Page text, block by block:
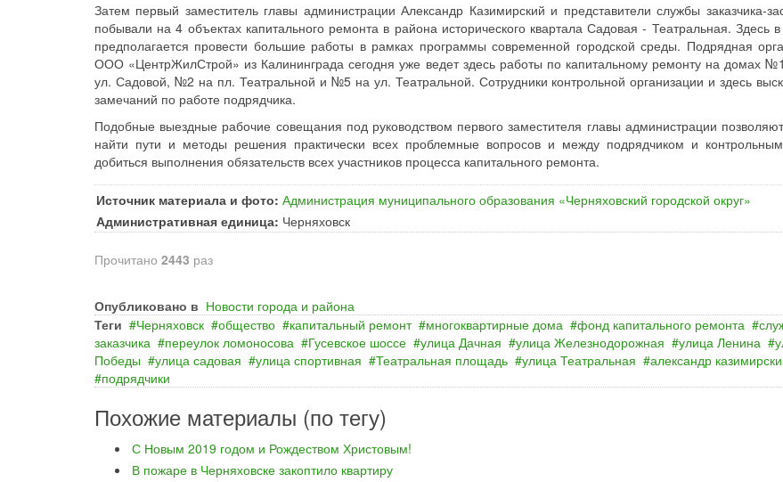
Затем первый заместитель главы администрации Александр Казимирский и представители службы заказчика-
побывали на 4 объектах капитального ремонта в района исторического квартала Садовая - Театральная. Здесь
предполагается провести большие работы в рамках программы современной городской среды. Подрядная
ООО «ЦентрЖилСтрой» из Калининграда сегодня уже ведет здесь работы по капитальному ремонту на домах
ул. Садовой, №2 на пл. Театральной и №5 на ул. Театральной. Сотрудники контрольной организации и здесь
замечаний по работе подрядчика.
Подобные выездные рабочие совещания под руководством первого заместителя главы администрации
найти пути и методы решения практически всех проблемные вопросов и между подрядчиком и
добиться выполнения обязательств всех участников процесса капитального ремонта.
Источник материала и фото: Администрация муниципального образования «Черняховский городской округ»
Административная единица: Черняховск
Прочитано 2443 раз
Опубликовано в Новости города и района
Теги
Черняховск общество капитальный ремонт многоквартирные дома фонд капитального ремонта
заказчика
переулок ломоносова Гусевское шоссе улица Дачная улица Железнодорожная улица Ленина
Победы
улица садовая улица спортивная Театральная площадь улица Театральная
александр
подрядчики
Похожие материалы (по тегу)
С Новым 2019 годом и Рождеством Христовым!
В пожаре в Черняховске закоптило квартиру